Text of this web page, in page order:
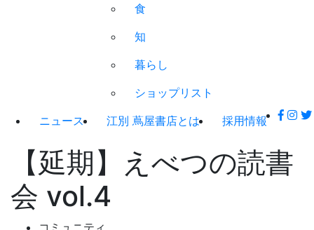
食
知
暮らし
ショップリスト
ニュース 江別 蔦屋書店とは 採用情報
【延期】えべつの読書
会 vol.4
コミュニティ